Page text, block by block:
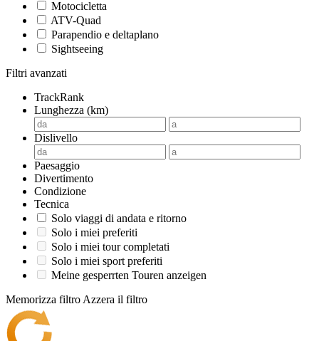
Motocicletta
ATV-Quad
Parapendio e deltaplano
Sightseeing
Filtri avanzati
TrackRank
Lunghezza (km)
Dislivello
Paesaggio
Divertimento
Condizione
Tecnica
Solo viaggi di andata e ritorno
Solo i miei preferiti
Solo i miei tour completati
Solo i miei sport preferiti
Meine gesperrten Touren anzeigen
Memorizza filtro Azzera il filtro